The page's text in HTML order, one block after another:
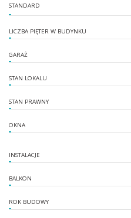
STANDARD
LICZBA PIĘTER W BUDYNKU
GARAŻ
STAN LOKALU
STAN PRAWNY
OKNA
INSTALACJE
BALKON
ROK BUDOWY